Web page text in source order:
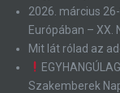
2026. március
Európában –
Mit lát rólad az
EGYHANGÚLAG
Szakemberek